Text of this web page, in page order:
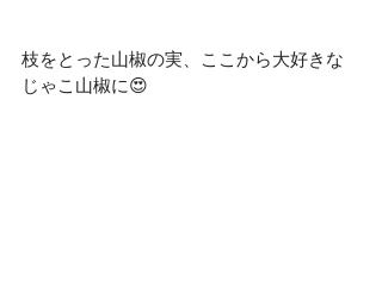
枝をとった山椒の実、ここから大好きな
じゃこ山椒に😍